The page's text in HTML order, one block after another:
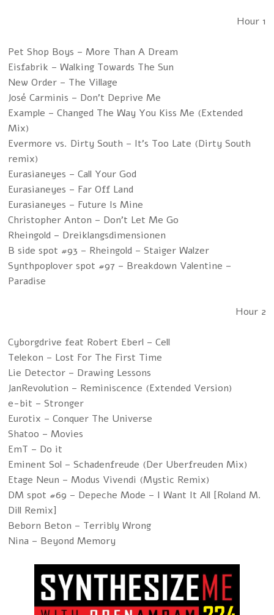
Hour 1
Pet Shop Boys – More Than A Dream
Eisfabrik – Walking Towards The Sun
New Order – The Village
José Carminis – Don't Deprive Me
Example – Changed The Way You Kiss Me (Extended
Mix)
Evermore vs. Dirty South – It's Too Late (Dirty South
remix)
Eurasianeyes – Call Your God
Eurasianeyes – Far Off Land
Eurasianeyes – Future Is Mine
Christopher Anton – Don't Let Me Go
Rheingold – Dreiklangsdimensionen
B side spot #93 – Rheingold – Staiger Walzer
Synthpoplover spot #97 – Breakdown Valentine –
Paradise
Hour 2
Cyborgdrive feat Robert Eberl – Cell
Telekon – Lost For The First Time
Lie Detector – Drawing Lessons
JanRevolution – Reminiscence (Extended Version)
e-bit – Stronger
Eurotix – Conquer The Universe
Shatoo – Movies
EmT – Do it
Eminent Sol – Schadenfreude (Der Uberfreuden Mix)
Etage Neun – Modus Vivendi (Mystic Remix)
DM spot #69 – Depeche Mode – I Want It All [Roland M.
Dill Remix]
Beborn Beton – Terribly Wrong
Nina – Beyond Memory